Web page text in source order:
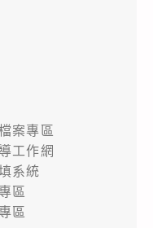
案專區
工作網
系統
區
區